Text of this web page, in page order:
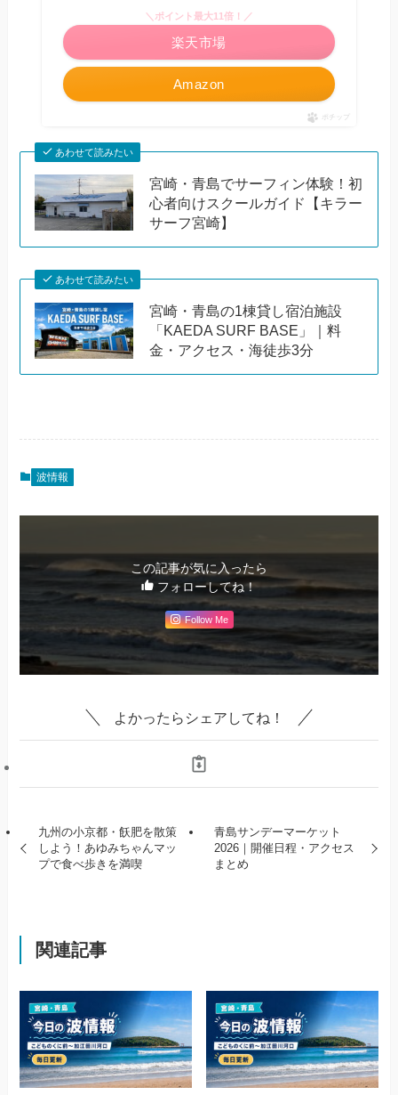
Amazon
＼ポイント最大11倍！／
楽天市場
ポチップ
あわせて読みたい
宮崎・青島でサーフィン体験！初
心者向けスクールガイド【キラー
サーフ宮崎】
あわせて読みたい
宮崎・青島の1棟貸し宿泊施設
「KAEDA SURF BASE」｜料
金・アクセス・海徒歩3分
波情報
この記事が気に入ったら
フォローしてね！
Follow Me
よかったらシェアしてね！
九州の小京都・飫肥を散策
しよう！あゆみちゃんマッ
プで食べ歩きを満喫
青島サンデーマーケット
2026｜開催日程・アクセス
まとめ
関連記事